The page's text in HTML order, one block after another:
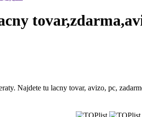
Najdete tu lacny tovar, avizo, pc,